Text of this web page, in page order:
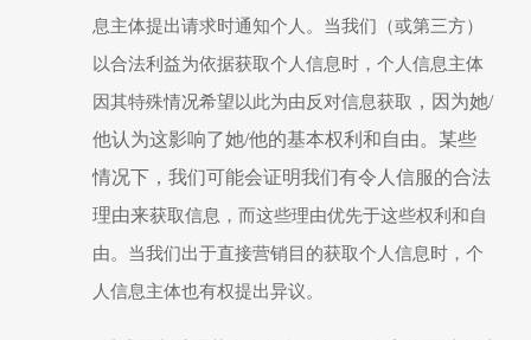
息主体提出请求时通知个人。当我们（或第三方）
以合法利益为依据获取个人信息时 ，个人信息主体
因其特殊情况希望以此为由反对信息获取 ，因为她/
他认为这影响了她/他的基本权利和自由。某些
情况下，我们可能会证明我们有令人信服的合法
理由来获取信息，而这些理由优先于这些权利和自
由。当我们出于直接营销目的获取个人信息时，个
人信息主体也有权提出异议。